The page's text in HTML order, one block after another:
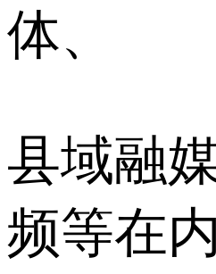
体、
县域融
频等在